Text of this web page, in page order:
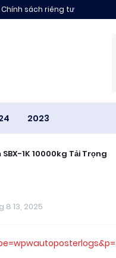
Chính sách riêng tư
2023
1K 10000kg Tải Trọng
8 13, 2025